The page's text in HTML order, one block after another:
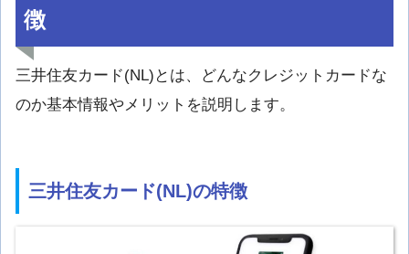
徴
三井住友カード(NL)とは、どんなクレジットカードな
のか基本情報やメリットを説明します。
三井住友カード(NL)の特徴